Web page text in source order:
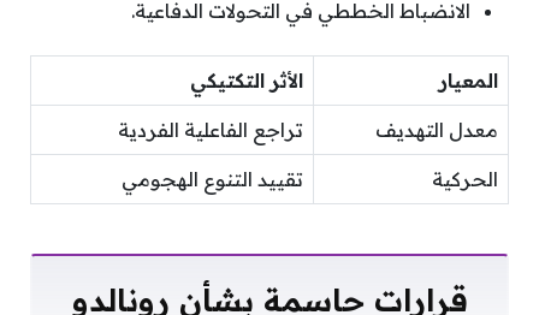
الانضباط الخططي في التحولات الدفاعية.
المعيار الأثر التكتيكي
معدل التهديف تراجع الفاعلية الفردية
الحركية تقييد التنوع الهجومي
قرارات حاسمة بشأن رونالدو